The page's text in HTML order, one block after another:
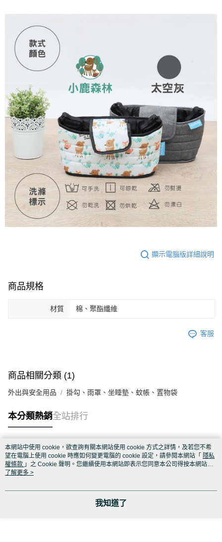
顯示電腦版詳細說明
商品規格
材質 棉、聚酯纖維
客服
商品相關分類 (1)
外出與安全用品 掛勾、雨罩、坐睡墊、蚊帳、置物袋
本分類熱銷全站排行
熱門標籤
本網站中使用 cookie，欲查詢有關本網站使用 cookie 方式之詳情，及若您不希
望在電腦上使用 cookie 時應如何變更電腦的 cookie 設定，請參閱本網站「 隱私
權條款 」之 Cookie 聲明。您繼續使用本網站即表示您同意本公司得按本網站使
用條款之 Cookie 聲明使用 cookie。
了解更多 >
我知道了